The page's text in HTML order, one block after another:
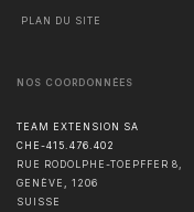
PLAN DU SITE
NOS COORDONNÉES
TEAM EXTENSION SA
CHE-415.476.402
RUE RODOLPHE-TOEPFFER 8,
GENÈVE
1206
SUISSE